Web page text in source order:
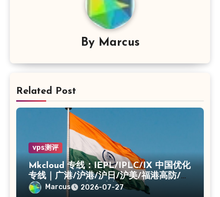
By Marcus
Related Post
vps测评
Mkcloud 专线：IEPL/IPLC/IX 中国优化
专线｜广港/沪港/沪日/沪美/福港高防/上
海CN2｜入口出口独享IP
Marcus 2026-07-27